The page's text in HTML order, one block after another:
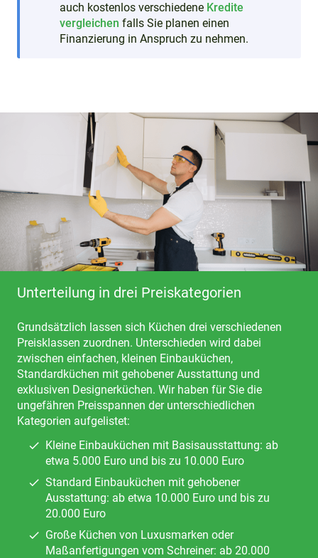
auch kostenlos verschiedene Kredite
vergleichen falls Sie planen einen
Finanzierung in Anspruch zu nehmen.
Unterteilung in drei Preiskategorien
Grundsätzlich lassen sich Küchen drei verschiedenen
Preisklassen zuordnen. Unterschieden wird dabei
zwischen einfachen, kleinen Einbauküchen,
Standardküchen mit gehobener Ausstattung und
exklusiven Designerküchen. Wir haben für Sie die
ungefähren Preisspannen der unterschiedlichen
Kategorien aufgelistet:
Kleine Einbauküchen mit Basisausstattung: ab
etwa 5.000 Euro und bis zu 10.000 Euro
Standard Einbauküchen mit gehobener
Ausstattung: ab etwa 10.000 Euro und bis zu
20.000 Euro
Große Küchen von Luxusmarken oder
Maßanfertigungen vom Schreiner: ab 20.000